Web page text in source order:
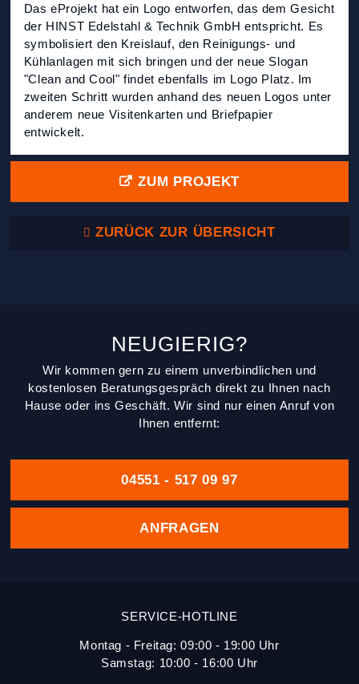
Das eProjekt hat ein Logo entworfen, das dem Gesicht
der HINST Edelstahl & Technik GmbH entspricht. Es
symbolisiert den Kreislauf, den Reinigungs- und
Kühlanlagen mit sich bringen und der neue Slogan
"Clean and Cool" findet ebenfalls im Logo Platz. Im
zweiten Schritt wurden anhand des neuen Logos unter
anderem neue Visitenkarten und Briefpapier
entwickelt.
ZUM PROJEKT
ZURÜCK ZUR ÜBERSICHT
NEUGIERIG?
Wir kommen gern zu einem unverbindlichen und
kostenlosen Beratungsgespräch direkt zu Ihnen nach
Hause oder ins Geschäft. Wir sind nur einen Anruf von
Ihnen entfernt:
04551 - 517 09 97
ANFRAGEN
SERVICE-HOTLINE
Montag - Freitag: 09:00 - 19:00 Uhr
Samstag: 10:00 - 16:00 Uhr